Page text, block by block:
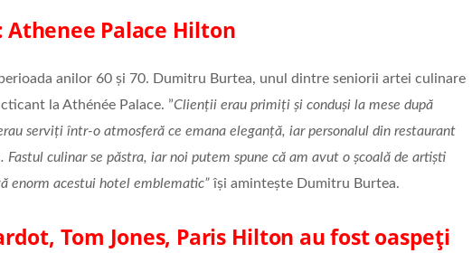
Palace Hilton
anilor 60 și 70. Dumitru Burtea, unul dintre seniorii artei culinare
la Athénée Palace. ”Clienții erau primiți și conduși la mese după
serviți într-o atmosferă ce emana eleganță, iar personalul din restaurant
Fastul culinar se păstra, iar noi putem spune că am avut o școală de artiști
enorm acestui hotel emblematic” își amintește Dumitru Burtea.
Tom Jones, Paris Hilton au fost oaspeți